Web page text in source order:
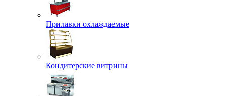
Прилавки охлаждаемые
Кондитерские витрины